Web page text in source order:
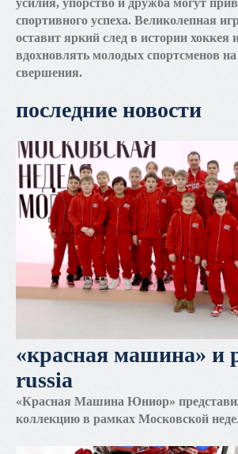
усилия, упорство и дружба могут
спортивного успеха. Великолепная
оставит яркий след в истории хоккея
вдохновлять молодых спортсменов
свершения.
последние новости
«красная машина» и
russia
«Красная Машина Юниор»
коллекцию в рамках Московской